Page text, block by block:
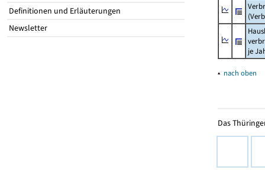
Definitionen und Erläuterungen
Newsletter
je
▴ nach oben
Das